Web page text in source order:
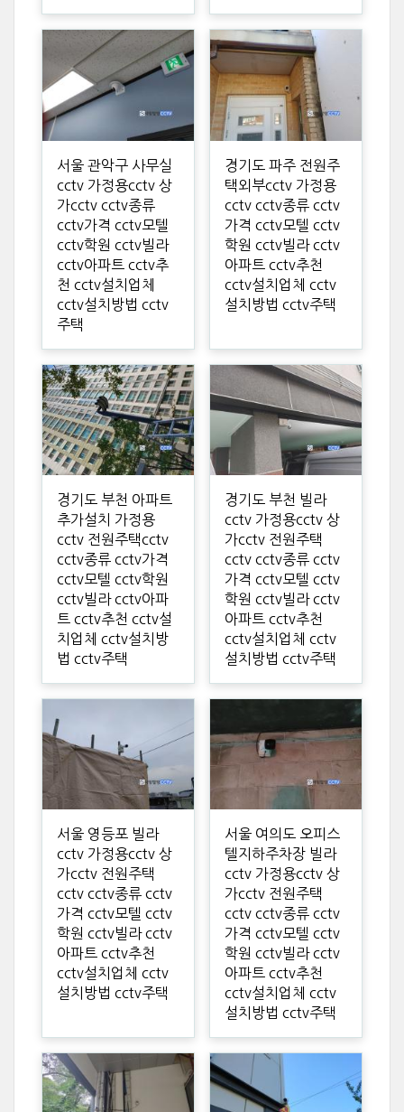
서울 관악구 사무실
cctv 가정용cctv 상
가cctv cctv종류
cctv가격 cctv모텔
cctv학원 cctv빌라
cctv아파트 cctv추
천 cctv설치업체
cctv설치방법 cctv
주택
경기도 파주 전원주
택외부cctv 가정용
cctv cctv종류 cctv
가격 cctv모텔 cctv
학원 cctv빌라 cctv
아파트 cctv추천
cctv설치업체 cctv
설치방법 cctv주택
경기도 부천 아파트
추가설치 가정용
cctv 전원주택cctv
cctv종류 cctv가격
cctv모텔 cctv학원
cctv빌라 cctv아파
트 cctv추천 cctv설
치업체 cctv설치방
법 cctv주택
경기도 부천 빌라
cctv 가정용cctv 상
가cctv 전원주택
cctv cctv종류 cctv
가격 cctv모텔 cctv
학원 cctv빌라 cctv
아파트 cctv추천
cctv설치업체 cctv
설치방법 cctv주택
서울 영등포 빌라
cctv 가정용cctv 상
가cctv 전원주택
cctv cctv종류 cctv
가격 cctv모텔 cctv
학원 cctv빌라 cctv
아파트 cctv추천
cctv설치업체 cctv
설치방법 cctv주택
서울 여의도 오피스
텔지하주차장 빌라
cctv 가정용cctv 상
가cctv 전원주택
cctv cctv종류 cctv
가격 cctv모텔 cctv
학원 cctv빌라 cctv
아파트 cctv추천
cctv설치업체 cctv
설치방법 cctv주택